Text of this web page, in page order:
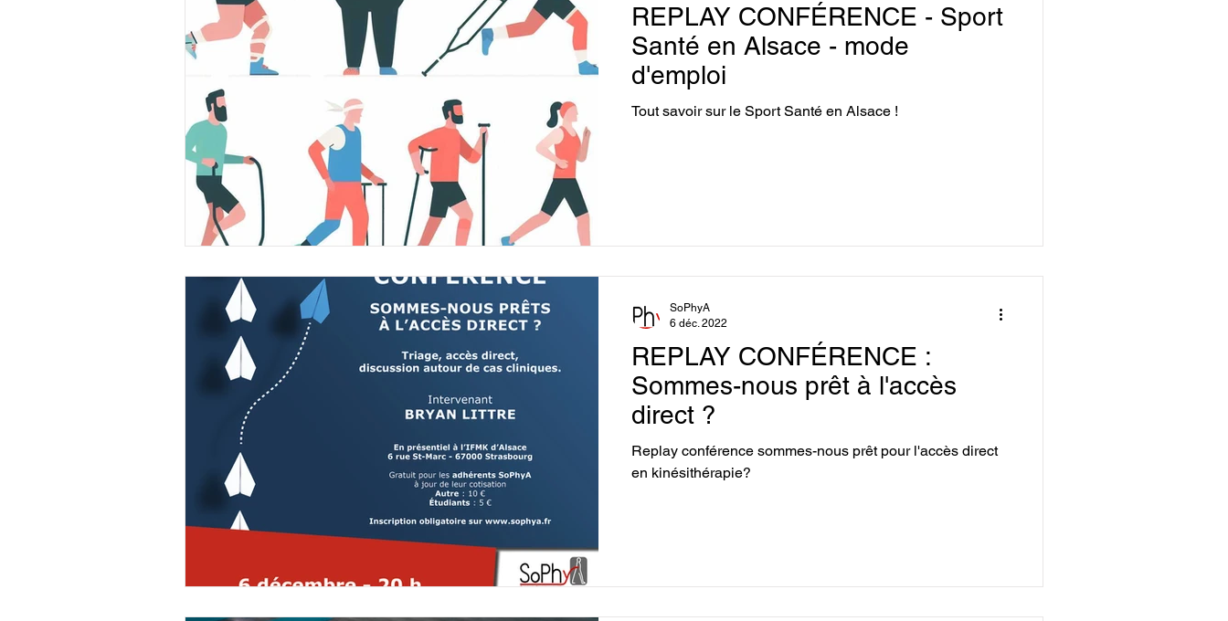
REPLAY CONFÉRENCE - Sport
Santé en Alsace - mode
d'emploi
Tout savoir sur le Sport Santé en Alsace !
REPLAY CONFÉRENCE :
Sommes-nous prêt à l'accès
direct ?
Replay conférence sommes-nous prêt pour l'accès direct
en kinésithérapie?
SoPhyA
6 déc. 2022